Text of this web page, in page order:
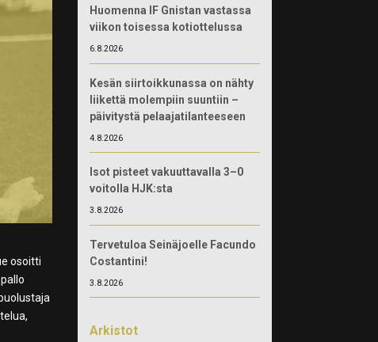
osoitti
Huomenna IF Gnistan vastassa
viikon toisessa kotiottelussa
6.8.2026
Kesän siirtoikkunassa on nähty
liikettä molempiin suuntiin –
päivitystä pelaajatilanteeseen
4.8.2026
Isot pisteet vakuuttavalla 3–0
voitolla HJK:sta
3.8.2026
Tervetuloa Seinäjoelle Facundo
Costantini!
3.8.2026
Arkistot